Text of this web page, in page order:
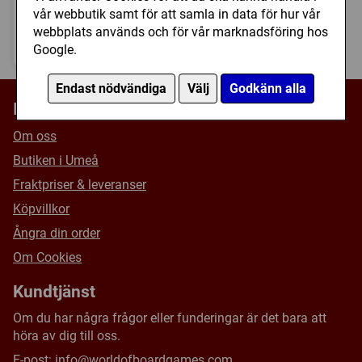
vår webbutik samt för att samla in data för hur vår
webbplats används och för vår marknadsföring hos
Google.
Endast nödvändiga Välj Godkänn alla
Regler
Expansioner
I lager
Afar (Exp.)
325 kr Bevaka
Information
Om oss
Butiken i Umeå
Fraktpriser & leveranser
Köpvillkor
Ångra din order
Om Cookies
Kundtjänst
Om du har några frågor eller funderingar är det bara att
höra av dig till oss.